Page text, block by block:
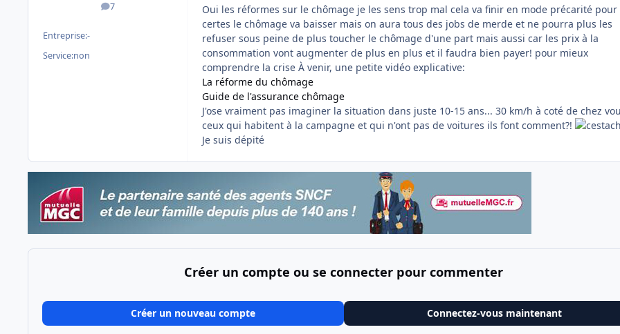
7
messages
Entreprise:-
Service:non
Oui les réformes sur le chômage je les sens trop mal cela va finir en mode précarité pour
certes le chômage va baisser mais on aura tous des jobs de merde et ne pourra plus les
refuser sous peine de plus toucher le chômage d'une part mais aussi car les prix à la
consommation vont augmenter de plus en plus et il faudra bien payer! pour mieux
comprendre la crise À venir, une petite vidéo explicative:
La réforme du chômage
Guide de l'assurance chômage
J'ose vraiment pas imaginer la situation dans juste 10-15 ans... 30 km/h à coté de chez
ceux qui habitent à la campagne et qui n'ont pas de voitures ils font comment?!
Je suis dépité
Créer un compte ou se connecter pour commenter
Créer un nouveau compte Connectez-vous maintenant